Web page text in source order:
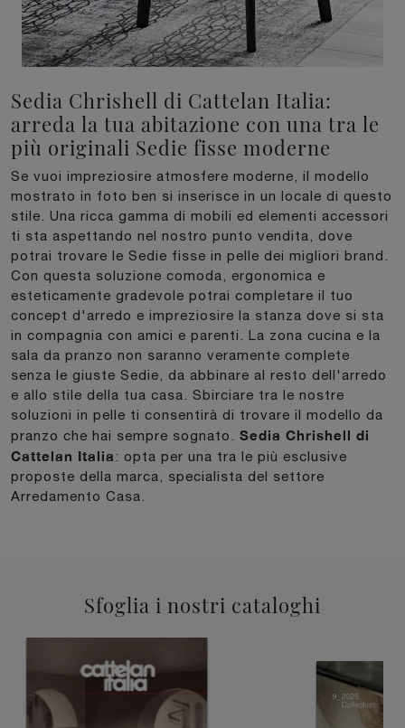
Sedia Chrishell di Cattelan Italia:
arreda la tua abitazione con una tra le
più originali Sedie fisse moderne
Se vuoi impreziosire atmosfere moderne, il modello
mostrato in foto ben si inserisce in un locale di questo
stile. Una ricca gamma di mobili ed elementi accessori
ti sta aspettando nel nostro punto vendita, dove
potrai trovare le Sedie fisse in pelle dei migliori brand.
Con questa soluzione comoda, ergonomica e
esteticamente gradevole potrai completare il tuo
concept d'arredo e impreziosire la stanza dove si sta
in compagnia con amici e parenti. La zona cucina e la
sala da pranzo non saranno veramente complete
senza le giuste Sedie, da abbinare al resto dell'arredo
e allo stile della tua casa. Sbirciare tra le nostre
soluzioni in pelle ti consentirà di trovare il modello da
pranzo che hai sempre sognato. Sedia Chrishell di
Cattelan Italia: opta per una tra le più esclusive
proposte della marca, specialista del settore
Arredamento Casa.
Sfoglia i nostri cataloghi